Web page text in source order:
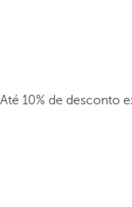
Até 10% de desconto